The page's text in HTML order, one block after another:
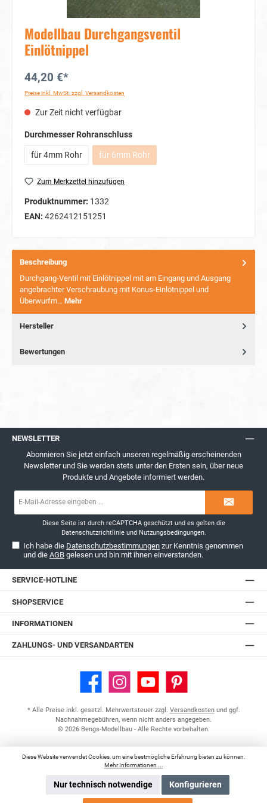
Modellbau Durchgangsventil
Einlötnippel
44,20 €*
Preise inkl. MwSt. zzgl. Versandkosten
Zur Zeit nicht verfügbar
Durchmesser Rohranschlussauswählen
für 4mm Rohr für 6mm Rohr(Diese Option ist zurzeit nicht verfügbar.)
Zum Merkzettel hinzufügen
Produktnummer: 1332
EAN: 4262412151251
Beschreibung
Durchgang-Ventil mit Einlötnippel mit am Eingang und Ausgang
angebrachter Verschraubung mit Konus-Einlötnippel und
Überwurfm… Mehr
Hersteller
Bewertungen
NEWSLETTER
Abonnieren Sie jetzt einfach unseren regelmäßig erscheinenden
Newsletter und Sie werden stets unter den Ersten sein, über neue
Produkte und Angebote informiert werden.
Diese Seite ist durch reCAPTCHA geschützt und es gelten die
Datenschutzrichtlinieund Nutzungsbedingungen.
Ich habe die Datenschutzbestimmungen zur Kenntnis genommen
und dieAGB gelesen und bin mit ihnen einverstanden.
SERVICE-HOTLINE
SHOPSERVICE
INFORMATIONEN
ZAHLUNGS- UND VERSANDARTEN
Facebook Instagram YouTube Pinterest
* Alle Preise inkl. gesetzl. Mehrwertsteuer zzgl. Versandkostenund ggf.
Nachnahmegebühren, wenn nicht anders angegeben.
© 2026 Bengs-Modellbau - Alle Rechte vorbehalten.
Diese Website verwendet Cookies, um eine bestmögliche Erfahrung bieten zu können.
Mehr Informationen ...
Nur technisch notwendige Konfigurieren